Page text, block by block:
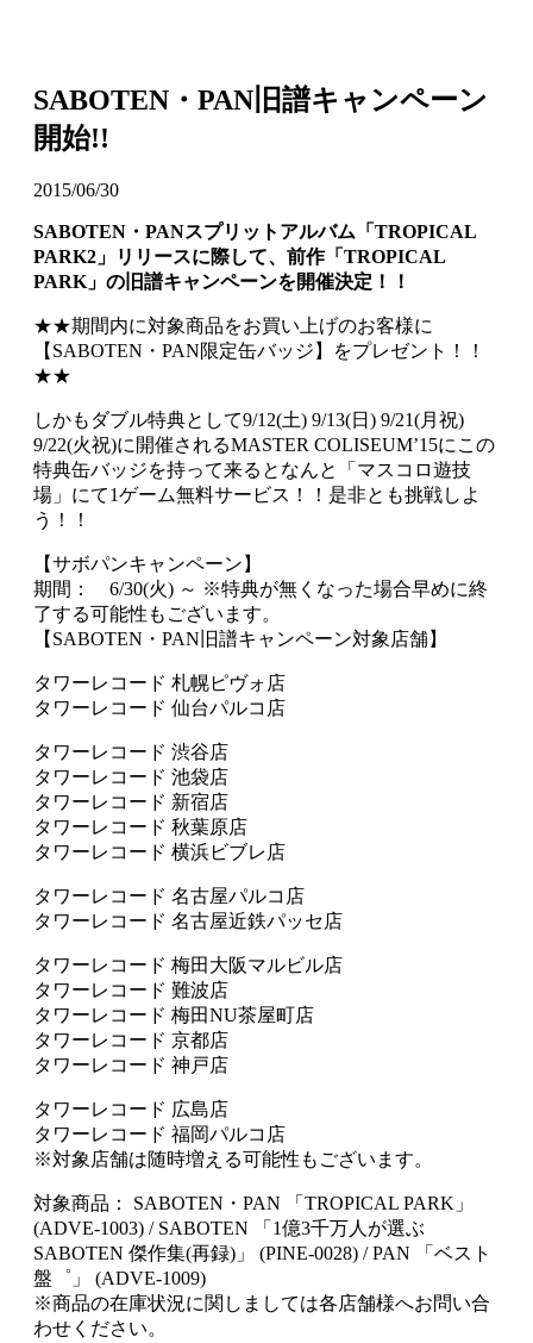
SABOTEN・PAN旧譜キャンペーン
開始!!
2015/06/30
SABOTEN・PANスプリットアルバム「TROPICAL
PARK2」リリースに際して、前作「TROPICAL
PARK」の旧譜キャンペーンを開催決定！！
★★期間内に対象商品をお買い上げのお客様に
【SABOTEN・PAN限定缶バッジ】をプレゼント！！
★★
しかもダブル特典として9/12(土) 9/13(日) 9/21(月祝)
9/22(火祝)に開催されるMASTER COLISEUM’15にこの
特典缶バッジを持って来るとなんと「マスコロ遊技
場」にて1ゲーム無料サービス！！是非とも挑戦しよ
う！！
【サボパンキャンペーン】
期間： 6/30(火) ～ ※特典が無くなった場合早めに終
了する可能性もございます。
【SABOTEN・PAN旧譜キャンペーン対象店舗】
タワーレコード 札幌ピヴォ店
タワーレコード 仙台パルコ店
タワーレコード 渋谷店
タワーレコード 池袋店
タワーレコード 新宿店
タワーレコード 秋葉原店
タワーレコード 横浜ビブレ店
タワーレコード 名古屋パルコ店
タワーレコード 名古屋近鉄パッセ店
タワーレコード 梅田大阪マルビル店
タワーレコード 難波店
タワーレコード 梅田NU茶屋町店
タワーレコード 京都店
タワーレコード 神戸店
タワーレコード 広島店
タワーレコード 福岡パルコ店
※対象店舗は随時増える可能性もございます。
対象商品： SABOTEN・PAN 「TROPICAL PARK」
(ADVE-1003) / SABOTEN 「1億3千万人が選ぶ
SABOTEN 傑作集(再録)」 (PINE-0028) / PAN 「ベスト
盤゜」 (ADVE-1009)
※商品の在庫状況に関しましては各店舗様へお問い合
わせください。